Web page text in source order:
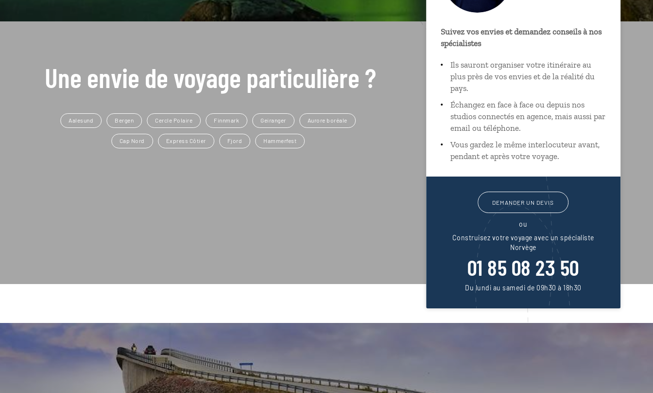
Une envie de voyage particulière ?
Aalesund Bergen Cercle Polaire Finnmark Geiranger Aurore boréale
Cap Nord Express Côtier Fjord Hammerfest
Suivez vos envies et demandez conseils à nos
spécialistes
Ils sauront organiser votre itinéraire au
plus près de vos envies et de la réalité du
pays.
Échangez en face à face ou depuis nos
studios connectés en agence, mais aussi par
email ou téléphone.
Vous gardez le même interlocuteur avant,
pendant et après votre voyage.
DEMANDER UN DEVIS
ou
Construisez votre voyage avec un spécialiste
Norvège
01 85 08 23 50
Du lundi au samedi de 09h30 à 18h30